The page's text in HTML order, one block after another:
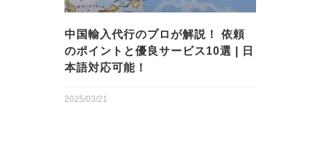
中国輸入代行のプロが解説！ 依頼
のポイントと優良サービス10選 | 日
本語対応可能！
2025/03/21